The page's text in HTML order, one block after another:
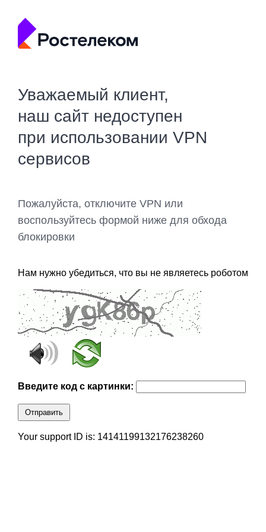
Уважаемый клиент,
наш сайт недоступен
при использовании VPN
сервисов
Пожалуйста, отключите VPN или
воспользуйтесь формой ниже для обхода
блокировки
Нам нужно убедиться, что вы не являетесь роботом
Введите код с картинки:
Отправить
Your support ID is: 14141199132176238260